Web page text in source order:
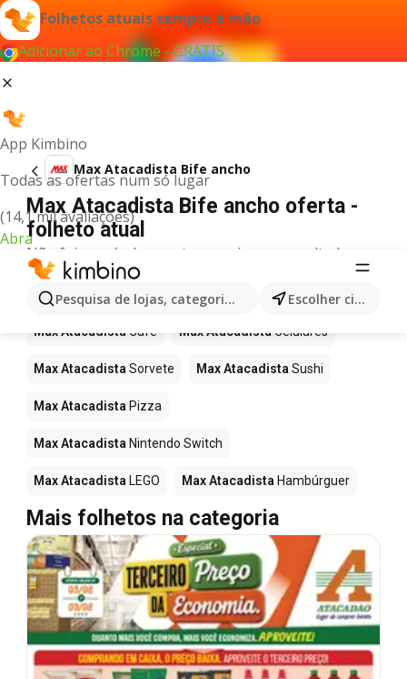
Folhetos atuais sempre à mão
Adicionar ao Chrome - GRÁTIS
App Kimbino
Todas as ofertas num só lugar
(14,1 mil avaliações)
Abra
Pesquisa de lojas, categorias,produtos... Escolher cidade
Max Atacadista Bife ancho
Max Atacadista Bife ancho oferta -
folheto atual
Não foi possível encontrar quaisquer resultados
para este termo.
Mais produtos em Max Atacadista
Max Atacadista Café Max Atacadista Celulares
Max Atacadista Sorvete Max Atacadista Sushi
Max Atacadista Pizza
Max Atacadista Nintendo Switch
Max Atacadista LEGO Max Atacadista Hambúrguer
Mais folhetos na categoria